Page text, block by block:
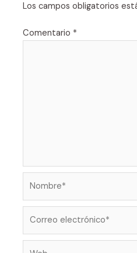
Los campos obligatorios
Comentario *
electrónico*